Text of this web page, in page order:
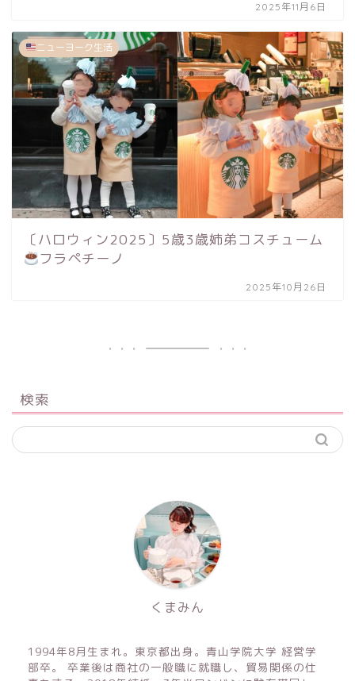
2025年11月6日
ニューヨーク生活
〔ハロウィン2025〕5歳3歳姉弟コスチューム
フラペチーノ
2025年10月26日
検索
くまみん
1994年8月生まれ。東京都出身。青山学院大学 経営学
部卒。 卒業後は商社の一般職に就職し、貿易関係の仕